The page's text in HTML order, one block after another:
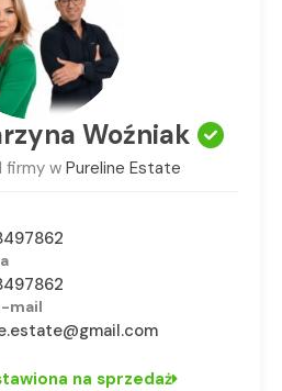
Woźniak
firmy w Pureline Estate
mail
na sprzedaż